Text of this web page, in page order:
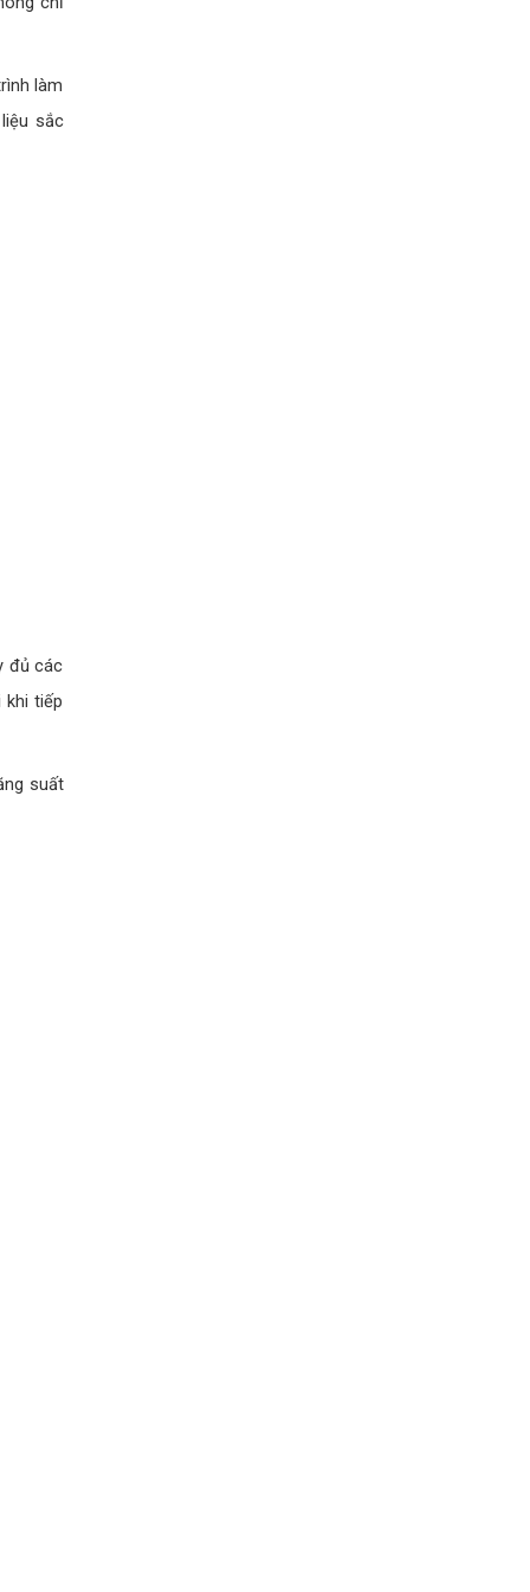
làm
sắc
đủ các
khi tiếp
suất